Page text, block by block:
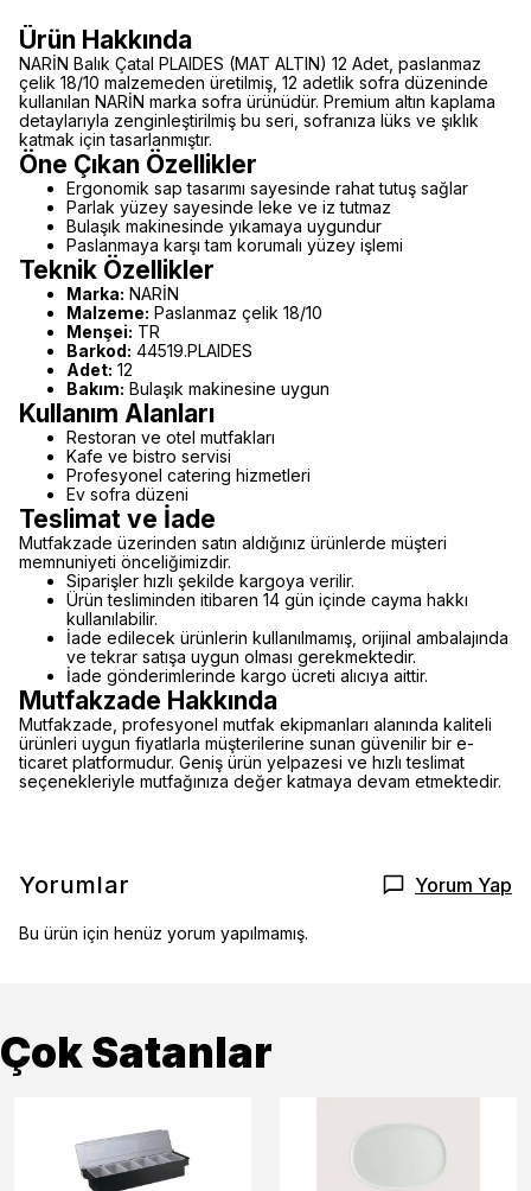
Ürün Hakkında
NARİN Balık Çatal PLAIDES (MAT ALTIN) 12 Adet, paslanmaz
çelik 18/10 malzemeden üretilmiş, 12 adetlik sofra düzeninde
kullanılan NARİN marka sofra ürünüdür. Premium altın kaplama
detaylarıyla zenginleştirilmiş bu seri, sofranıza lüks ve şıklık
katmak için tasarlanmıştır.
Öne Çıkan Özellikler
Ergonomik sap tasarımı sayesinde rahat tutuş sağlar
Parlak yüzey sayesinde leke ve iz tutmaz
Bulaşık makinesinde yıkamaya uygundur
Paslanmaya karşı tam korumalı yüzey işlemi
Teknik Özellikler
Marka: NARİN
Malzeme: Paslanmaz çelik 18/10
Menşei: TR
Barkod: 44519.PLAIDES
Adet: 12
Bakım: Bulaşık makinesine uygun
Kullanım Alanları
Restoran ve otel mutfakları
Kafe ve bistro servisi
Profesyonel catering hizmetleri
Ev sofra düzeni
Teslimat ve İade
Mutfakzade üzerinden satın aldığınız ürünlerde müşteri
memnuniyeti önceliğimizdir.
Siparişler hızlı şekilde kargoya verilir.
Ürün tesliminden itibaren 14 gün içinde cayma hakkı
kullanılabilir.
İade edilecek ürünlerin kullanılmamış, orijinal ambalajında
ve tekrar satışa uygun olması gerekmektedir.
İade gönderimlerinde kargo ücreti alıcıya aittir.
Mutfakzade Hakkında
Mutfakzade, profesyonel mutfak ekipmanları alanında kaliteli
ürünleri uygun fiyatlarla müşterilerine sunan güvenilir bir e-
ticaret platformudur. Geniş ürün yelpazesi ve hızlı teslimat
seçenekleriyle mutfağınıza değer katmaya devam etmektedir.
Yorumlar Yorum Yap
Bu ürün için henüz yorum yapılmamış.
Çok Satanlar